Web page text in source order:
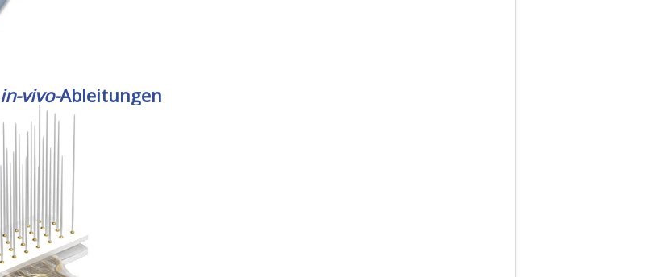
in-vivo-Ableitungen